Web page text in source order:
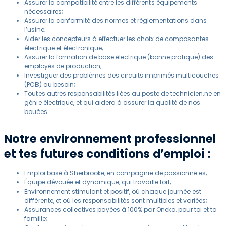
Assurer la compatibilité entre les différents équipements
nécessaires;
Assurer la conformité des normes et règlementations dans
l’usine;
Aider les concepteurs à effectuer les choix de composantes
électrique et électronique;
Assurer la formation de base électrique (bonne pratique) des
employés de production;
Investiguer des problèmes des circuits imprimés multicouches
(PCB) au besoin;
Toutes autres responsabilités liées au poste de technicien.ne en
génie électrique, et qui aidera à assurer la qualité de nos
bouées.
Notre environnement professionnel
et tes futures conditions d’emploi :
Emploi basé à Sherbrooke, en compagnie de passionné.es;
Équipe dévouée et dynamique, qui travaille fort;
Environnement stimulant et positif, où chaque journée est
différente, et où les responsabilités sont multiples et variées;
Assurances collectives payées à 100% par Oneka, pour toi et ta
famille;